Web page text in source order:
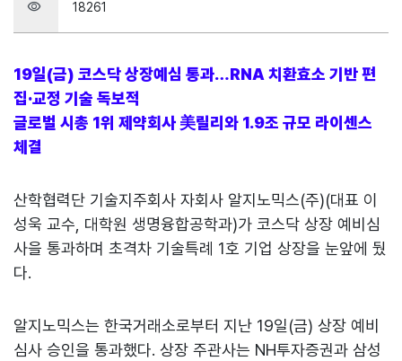
visibility 18261
19일(금) 코스닥 상장예심 통과…RNA 치환효소 기반 편
집·교정 기술 독보적
글로벌 시총 1위 제약회사 美릴리와 1.9조 규모 라이센스
체결
산학협력단 기술지주회사 자회사 알지노믹스(주)(대표 이
성욱 교수, 대학원 생명융합공학과)가 코스닥 상장 예비심
사을 통과하며 초격차 기술특례 1호 기업 상장을 눈앞에 뒀
다.
알지노믹스는 한국거래소로부터 지난 19일(금) 상장 예비
심사 승인을 통과했다. 상장 주관사는 NH투자증권과 삼성